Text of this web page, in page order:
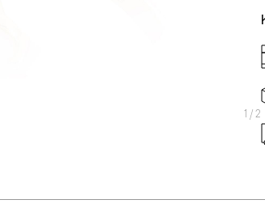
1 / 2